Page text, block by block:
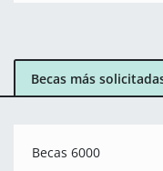
Becas más
Becas 6000